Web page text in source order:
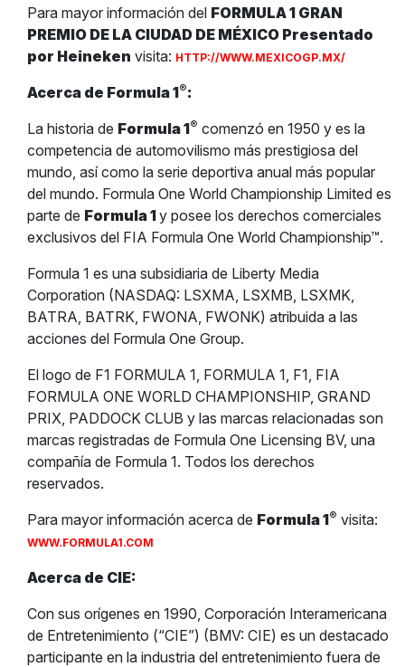
Para mayor información del FORMULA 1 GRAN
PREMIO DE LA CIUDAD DE MÉXICO Presentado
por Heineken visita: HTTP://WWW.MEXICOGP.MX/
Acerca de Formula 1®:
La historia de Formula 1® comenzó en 1950 y es la
competencia de automovilismo más prestigiosa del
mundo, así como la serie deportiva anual más popular
del mundo. Formula One World Championship Limited es
parte de Formula 1y posee los derechos comerciales
exclusivos del FIA Formula One World Championship™.
Formula 1 es una subsidiaria de Liberty Media
Corporation (NASDAQ: LSXMA, LSXMB, LSXMK,
BATRA, BATRK, FWONA, FWONK) atribuida a las
acciones del Formula One Group.
El logo de F1 FORMULA 1, FORMULA 1, F1, FIA
FORMULA ONE WORLD CHAMPIONSHIP, GRAND
PRIX, PADDOCK CLUB y las marcas relacionadas son
marcas registradas de Formula One Licensing BV, una
compañía de Formula 1. Todos los derechos
reservados.
Para mayor información acerca de Formula 1® visita:
WWW.FORMULA1.COM
Acerca de CIE:
Con sus orígenes en 1990, Corporación Interamericana
de Entretenimiento (“CIE”) (BMV: CIE) es un destacado
participante en la industria del entretenimiento fuera de